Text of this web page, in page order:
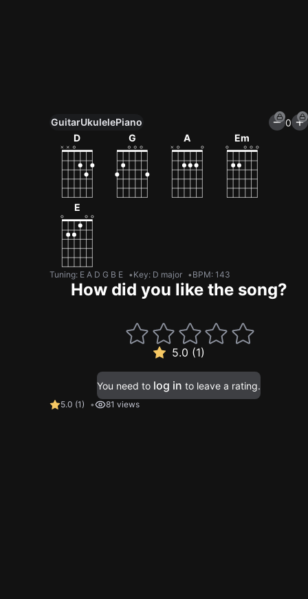
Unlock All Tools
100+ tunings, chord games & metronome
Get now
GuitarUkulelePiano
0
D
G A Em
E
Tuning: E A D G B E Key: D major BPM: 143
How did you like the song?
5.0 (1)
You need to log in to leave a rating.
5.0 (1) 81 views